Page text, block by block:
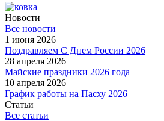
Новости
Все новости
1 июня 2026
Поздравляем С Днем России 2026
28 апреля 2026
Майские праздники 2026 года
10 апреля 2026
График работы на Пасху 2026
Статьи
Все статьи